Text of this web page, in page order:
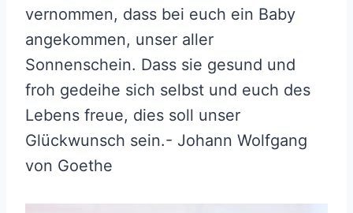
vernommen, dass bei euch ein Baby
angekommen, unser aller
Sonnenschein. Dass sie gesund und
froh gedeihe sich selbst und euch des
Lebens freue, dies soll unser
Glückwunsch sein.- Johann Wolfgang
von Goethe